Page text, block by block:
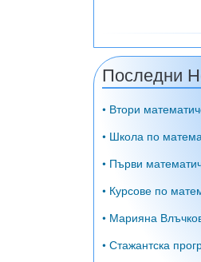
Последни
• Втори
• Школа по
• Първи
• Курсове по
• Марияна
• Стажантска